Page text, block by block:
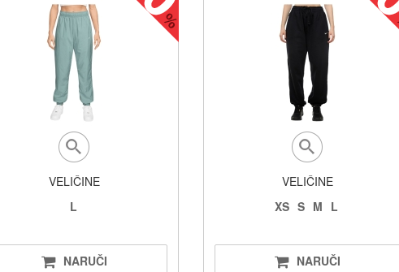
VELIČINE
L
NARUČI
VELIČINE
XS S M L
NARUČI